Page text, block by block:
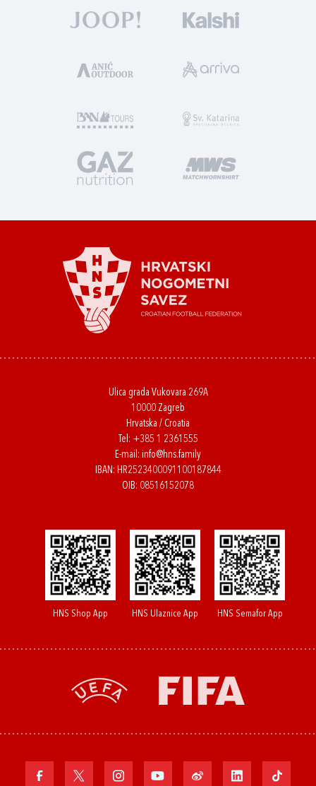
Ulica grada Vukovara 269A
10000 Zagreb
Hrvatska / Croatia
Tel: +385 1 2361555
E-mail: info@hns.family
IBAN: HR2523400091100187844
OIB: 08516152078
HNS Shop App HNS Ulaznice App HNS Semafor App